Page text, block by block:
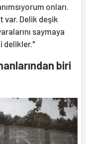
onları.
var. Delik deşik
saymaya
delikler."
biri